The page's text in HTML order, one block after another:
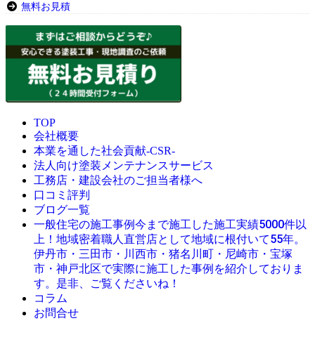
無料お見積
TOP
会社概要
本業を通した社会貢献-CSR-
法人向け塗装メンテナンスサービス
工務店・建設会社のご担当者様へ
口コミ評判
ブログ一覧
一般住宅の施工事例今まで施工した施工実績5000件以
上！地域密着職人直営店として地域に根付いて55年。
伊丹市・三田市・川西市・猪名川町・尼崎市・宝塚
市・神戸北区で実際に施工した事例を紹介しておりま
す。是非、ご覧くださいね！
コラム
お問合せ